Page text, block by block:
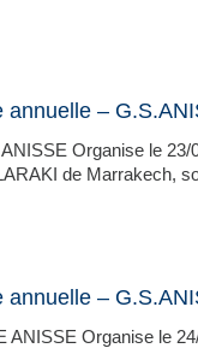
annuelle –
Organise le 23/
de Marrakech,
annuelle –
Organise le